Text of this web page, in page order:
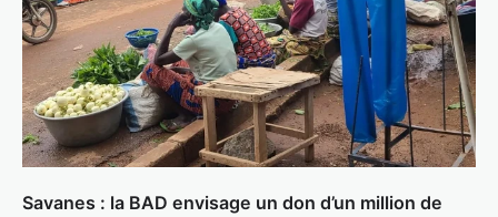
Savanes : la BAD envisage un don d’un million de